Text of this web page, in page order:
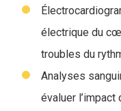
électrique du
troubles du
Analyses
évaluer